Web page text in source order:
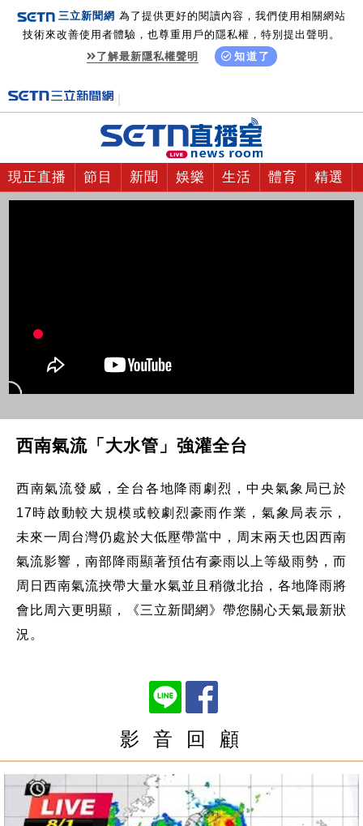
三立新聞網 為了提供更好的閱讀內容，我們使用相關網站
技術來改善使用者體驗，也尊重用戶的隱私權，特別提出聲明。
了解最新隱私權聲明
知道了
現正直播 節目 新聞 娛樂 生活 體育 精選
西南氣流「大水管」強灌全台
西南氣流發威，全台各地降雨劇烈，中央氣象局已於
17時啟動較大規模或較劇烈豪雨作業，氣象局表示，
未來一周台灣仍處於大低壓帶當中，周末兩天也因西南
氣流影響，南部降雨顯著預估有豪雨以上等級雨勢，而
周日西南氣流挾帶大量水氣並且稍微北抬，各地降雨將
會比周六更明顯，《三立新聞網》帶您關心天氣最新狀
況。
影 音 回 顧